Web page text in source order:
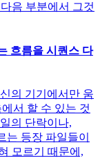
음 부분에서 그것
흐름을 시퀀스 다
의 기기에서만 움
서 할 수 있는 것
의 단락이나,
는 등장 파일들이
모르기 때문에,